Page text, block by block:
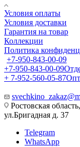
Условия оплаты
Условия доставки
Гарантия на товар
Коллекции
Политика
+7-950-843-00-09
+7-950-843-00-09
+ 7-952-560-05-87
Ростовская
ул.Бригадная д. 37
Telegram
WhatsApp